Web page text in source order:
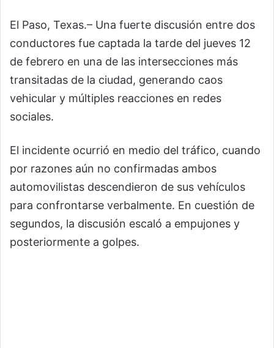
El Paso, Texas.– Una fuerte discusión entre dos
conductores fue captada la tarde del jueves 12
de febrero en una de las intersecciones más
transitadas de la ciudad, generando caos
vehicular y múltiples reacciones en redes
sociales.
El incidente ocurrió en medio del tráfico, cuando
por razones aún no confirmadas ambos
automovilistas descendieron de sus vehículos
para confrontarse verbalmente. En cuestión de
segundos, la discusión escaló a empujones y
posteriormente a golpes.